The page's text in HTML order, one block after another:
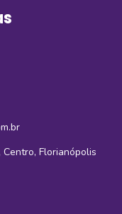
Florianópolis